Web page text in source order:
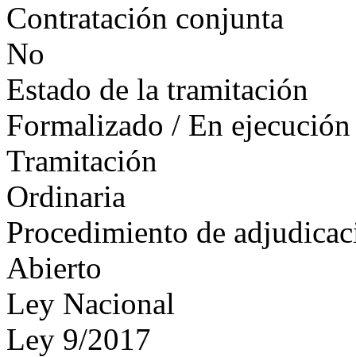
Contratación conjunta
No
Estado de la tramitación
Formalizado / En ejecución
Tramitación
Ordinaria
Procedimiento de
Abierto
Ley Nacional
Ley 9/2017